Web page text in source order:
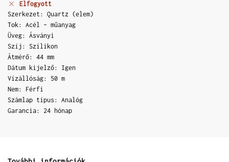
Elfogyott
Szerkezet: Quartz (elem)
Tok: Acél – műanyag
Üveg: Ásványi
Szíj: Szilikon
Átmérő: 44 mm
Dátum kijelző: Igen
Vízállóság: 50 m
Nem: Férfi
Számlap típus: Analóg
Garancia: 24 hónap